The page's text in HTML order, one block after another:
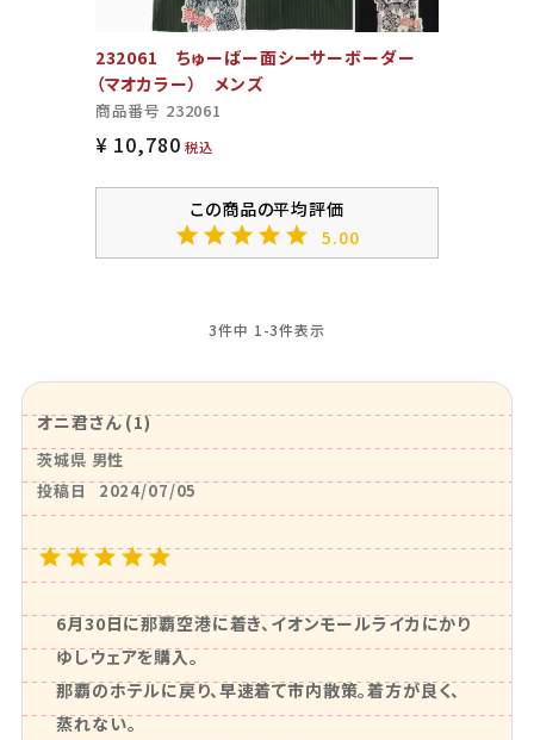
232061 ちゅーばー面シーサーボーダー
（マオカラー） メンズ
商品番号 232061
¥ 10,780 税込
5.00
3件中 1-3件表示
オニ君 1
茨城県 男性
投稿日
2024/07/05
6月30日に那覇空港に着き、イオンモールライカにかり
ゆしウェアを購入。
那覇のホテルに戻り、早速着て市内散策。着方が良く、
蒸れない。